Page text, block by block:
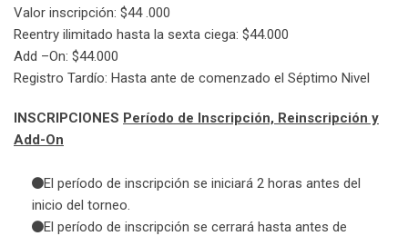
Valor inscripción: $44 .000
Reentry ilimitado hasta la sexta ciega: $44.000
Add –On: $44.000
Registro Tardío: Hasta ante de comenzado el Séptimo Nivel
INSCRIPCIONES Período de Inscripción, Reinscripción y
Add-On
El período de inscripción se iniciará 2 horas antes del
inicio del torneo.
El período de inscripción se cerrará hasta antes de